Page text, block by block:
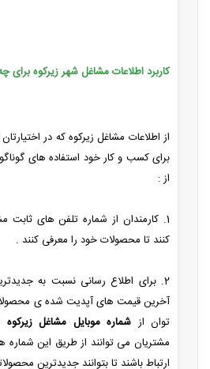
کاربرد اطلاعات مشاغل شهر زیرکوه برای
از اطلاعات مشاغل زیرکوه که در
برای کسب و کار خود استفاده های
از :
1. کارمندان از شماره تلفن های ثابت
کنند تا محصولات خود را معرفی کنند .
2. برای اطلاع رسانی نسبت به
آخرین قیمت های آپدیت شده ی
توان از شماره موبایل مشاغل زیرکوه
مشتریان می توانند از طریق این شماره
ارتباط باشند تا بتوانند جدیدترین